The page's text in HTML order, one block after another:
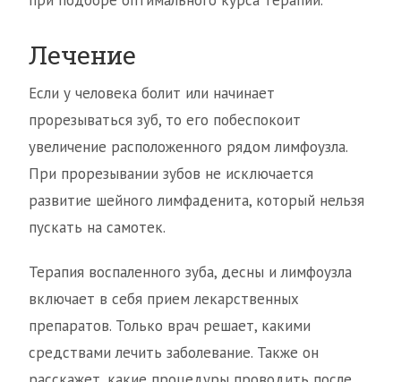
Лечение
Если у человека болит или начинает
прорезываться зуб, то его побеспокоит
увеличение расположенного рядом лимфоузла.
При прорезывании зубов не исключается
развитие шейного лимфаденита, который нельзя
пускать на самотек.
Терапия воспаленного зуба, десны и лимфоузла
включает в себя прием лекарственных
препаратов. Только врач решает, какими
средствами лечить заболевание. Также он